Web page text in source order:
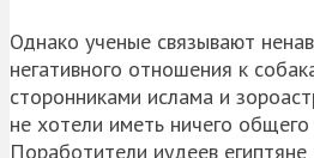
Однако ученые связывают
негативного отношения к
сторонниками ислама и
не хотели иметь ничего
Поработители иудеев